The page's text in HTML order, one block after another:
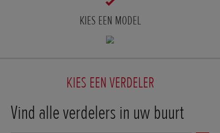
KIES EEN MODEL
KIES EEN VERDELER
Vind alle verdelers in uw buurt